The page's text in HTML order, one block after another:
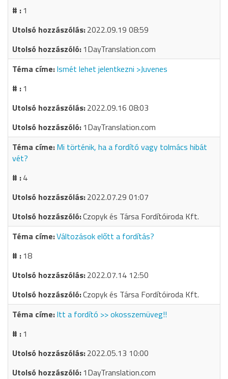
1
2022.09.19 08:59
1DayTranslation.com
Ismét lehet jelentkezni >Juvenes
1
2022.09.16 08:03
1DayTranslation.com
Mi történik, ha a fordító vagy tolmács hibát
vét?
4
2022.07.29 01:07
Czopyk és Társa Fordítóiroda Kft.
Változások előtt a fordítás?
18
2022.07.14 12:50
Czopyk és Társa Fordítóiroda Kft.
Itt a fordító >> okosszemüveg!!
1
2022.05.13 10:00
1DayTranslation.com